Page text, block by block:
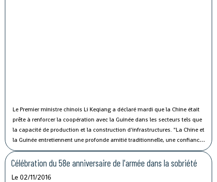
Le Premier ministre chinois Li Keqiang a déclaré mardi que la Chine était
prête à renforcer la coopération avec la Guinée dans les secteurs tels que
la capacité de production et la construction d'infrastructures. "La Chine et
la Guinée entretiennent une profonde amitié traditionnelle, une confiance
politique solide et une coopération fructueuse", a affirmé M. Li lors de sa
rencontre avec le président guinéen Alpha Condé à Beijing.
Célébration du 58e anniversaire de l'armée dans la sobriété
Le 02/11/2016